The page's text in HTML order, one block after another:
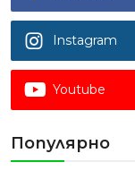
Instagram
Youtube
Популярно